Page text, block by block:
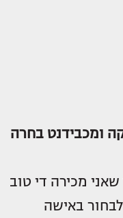
ומכבידנט בחרה
מכירה די טוב
באישה